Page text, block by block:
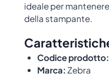
ideale per
della stampante.
Codice prodotto:
Marca:Zebra